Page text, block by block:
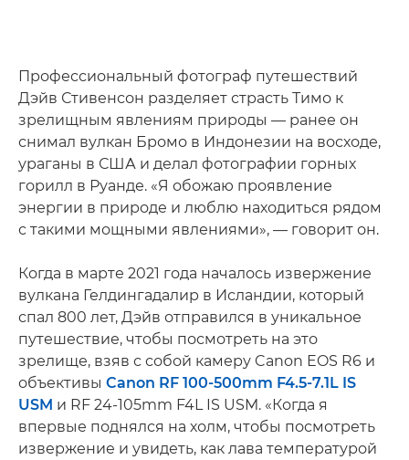
Профессиональный фотограф путешествий
Дэйв Стивенсон разделяет страсть Тимо к
зрелищным явлениям природы — ранее он
снимал вулкан Бромо в Индонезии на восходе,
ураганы в США и делал фотографии горных
горилл в Руанде. «Я обожаю проявление
энергии в природе и люблю находиться рядом
с такими мощными явлениями», — говорит он.
Когда в марте 2021 года началось извержение
вулкана Гелдингадалир в Исландии, который
спал 800 лет, Дэйв отправился в уникальное
путешествие, чтобы посмотреть на это
зрелище, взяв с собой камеру Canon EOS R6 и
объективы Canon RF 100-500mm F4.5-7.1L IS
USM и RF 24-105mm F4L IS USM. «Когда я
впервые поднялся на холм, чтобы посмотреть
извержение и увидеть, как лава температурой